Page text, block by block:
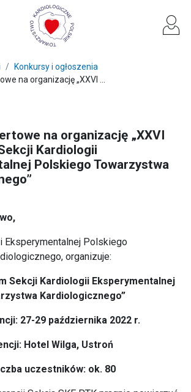
Konkursy i ogłoszenia
na organizację „XXVI ...
na organizację „XXVI
Kardiologii
Polskiego Towarzystwa
Eksperymentalnej Polskiego
organizuje:
Sekcji Kardiologii Eksperymentalnej
Kardiologicznego”
27-29 października 2022 r.
Hotel Wilga, Ustroń
uczestników: ok. 80